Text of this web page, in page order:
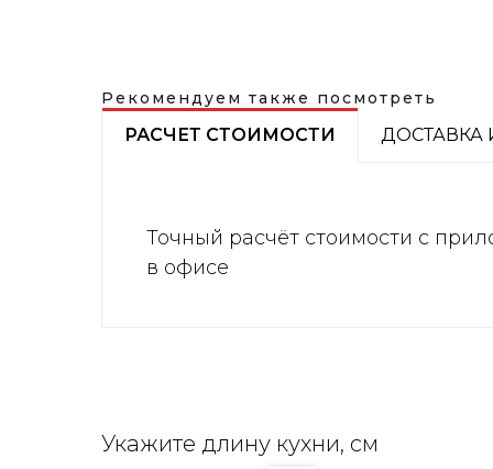
Рекомендуем также посмотреть
РАСЧЕТ СТОИМОСТИ ДОСТАВКА
Точный расчёт стоимости с
в офисе
Укажите длину кухни, см